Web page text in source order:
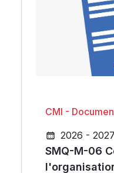
CMI -
2026 - 2027
SMQ-M-06